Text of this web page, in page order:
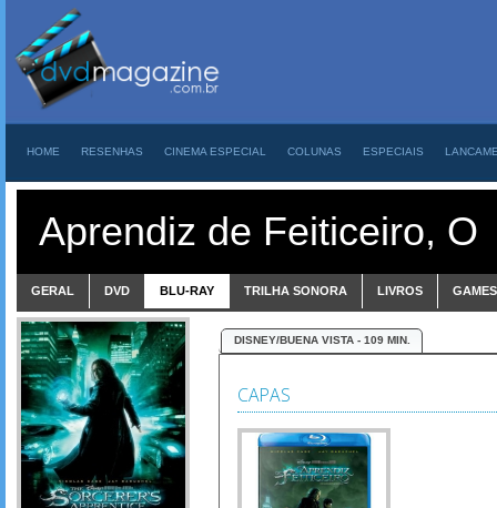
HOME RESENHAS CINEMA ESPECIAL COLUNAS ESPECIAIS
Aprendiz de Feiticeiro, O
GERAL DVD BLU-RAY TRILHA SONORA LIVROS GAMES
DISNEY/BUENA VISTA - 109 MIN.
CAPAS